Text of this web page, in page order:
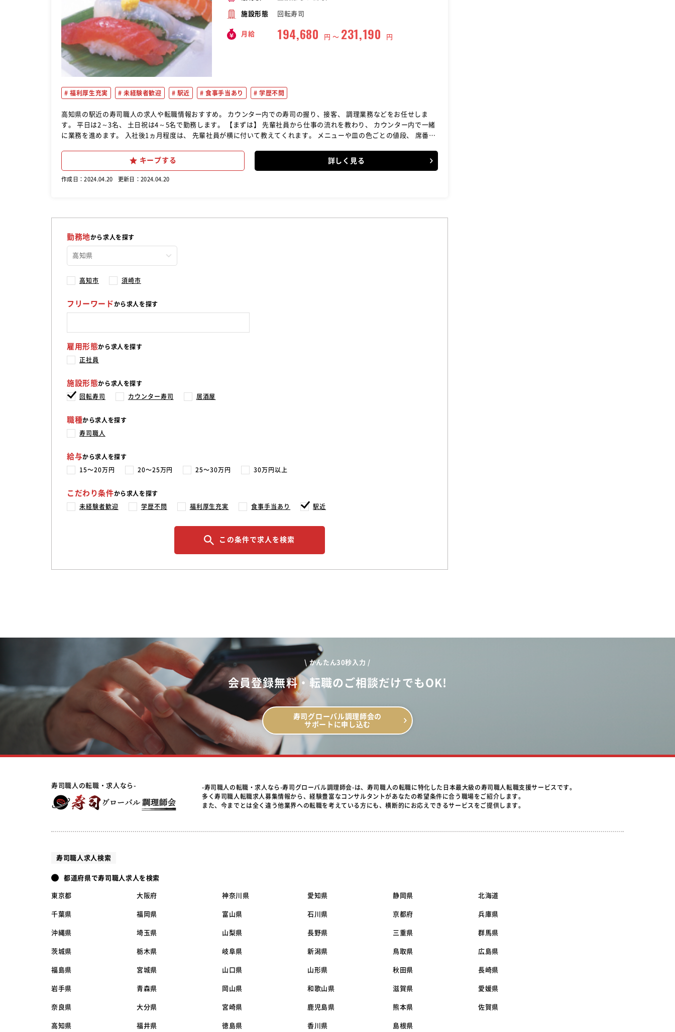
施設形態 回転寿司
月給 194,680 円 〜 231,190 円
福利厚生充実 未経験者歓迎 駅近 食事手当あり 学歴不問
高知県の駅近の寿司職人の求人や転職情報おすすめ。 カウンター内での寿司の握り、接客、 調理業務などをお任せしま
す。 平日は2～3名、 土日祝は4～5名で勤務します。 【まずは】 先輩社員から仕事の流れを教わり、 カウンター内で一緒
に業務を進めます。 入社後1ヵ月程度は、 先輩社員が横に付いて教えてくれます。 メニューや皿の色ごとの値段、 席番号
ネタを それぞれの方法で切る業務、 だし巻き卵を作る業務もお任せします。 1人でひと通りの寿司を握れるようになりま
あります。
キープする 詳しく見る
作成日：2024.04.20 更新日：2024.04.20
勤務地から求人を探す
高知市 須崎市
フリーワードから求人を探す
雇用形態から求人を探す
正社員
施設形態から求人を探す
回転寿司 カウンター寿司 居酒屋
職種から求人を探す
寿司職人
給与から求人を探す
15〜20万円 20〜25万円 25〜30万円 30万円以上
こだわり条件から求人を探す
未経験者歓迎 学歴不問 福利厚生充実 食事手当あり 駅近
この条件で求人を検索
\ かんたん30秒入力 /
会員登録無料・転職のご相談だけでもOK!
寿司グローバル調理師会の
サポートに申し込む
寿司職人の転職・求人なら-
-寿司職人の転職・求人なら-寿司グローバル調理師会-は、寿司職人の転職に特化した日本最大級の寿司職人転職支援サービスです。
多く寿司職人転職求人募集情報から、経験豊富なコンサルタントがあなたの希望条件に合う職場をご紹介します。
また、今までとは全く違う他業界への転職を考えている方にも、横断的にお応えできるサービスをご提供します。
寿司職人求人検索
都道府県で寿司職人求人を検索
東京都 大阪府 神奈川県 愛知県 静岡県 北海道
千葉県 福岡県 富山県 石川県 京都府 兵庫県
沖縄県 埼玉県 山梨県 長野県 三重県 群馬県
茨城県 栃木県 岐阜県 新潟県 鳥取県 広島県
福島県 宮城県 山口県 山形県 秋田県 長崎県
岩手県 青森県 岡山県 和歌山県 滋賀県 愛媛県
奈良県 大分県 宮崎県 鹿児島県 熊本県 佐賀県
高知県 福井県 徳島県 香川県 島根県